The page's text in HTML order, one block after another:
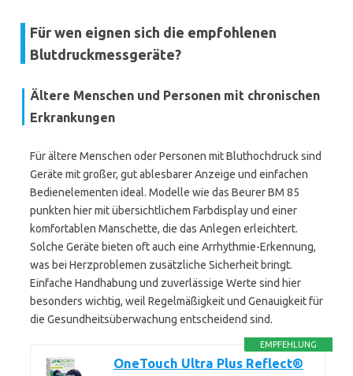
Für wen eignen sich die empfohlenen
Blutdruckmessgeräte?
Ältere Menschen und Personen mit chronischen
Erkrankungen
Für ältere Menschen oder Personen mit Bluthochdruck sind
Geräte mit großer, gut ablesbarer Anzeige und einfachen
Bedienelementen ideal. Modelle wie das Beurer BM 85
punkten hier mit übersichtlichem Farbdisplay und einer
komfortablen Manschette, die das Anlegen erleichtert.
Solche Geräte bieten oft auch eine Arrhythmie-Erkennung,
was bei Herzproblemen zusätzliche Sicherheit bringt.
Einfache Handhabung und zuverlässige Werte sind hier
besonders wichtig, weil Regelmäßigkeit und Genauigkeit für
die Gesundheitsüberwachung entscheidend sind.
EMPFEHLUNG
OneTouch Ultra Plus Reflect®